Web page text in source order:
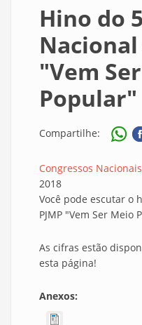
Hino do
Nacional
"Vem
Popular"
Compartilhe:
Congressos
2018
Você pode escutar o
PJMP "Vem Ser Meio
As cifras estão
esta página!
Anexos: